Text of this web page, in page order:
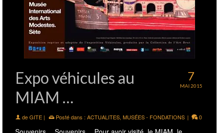
7
MAI 2015
Expo véhicules au
MIAM …
deGITE | Posté dans : ACTUALITES, MUSÉES - FONDATIONS | 0